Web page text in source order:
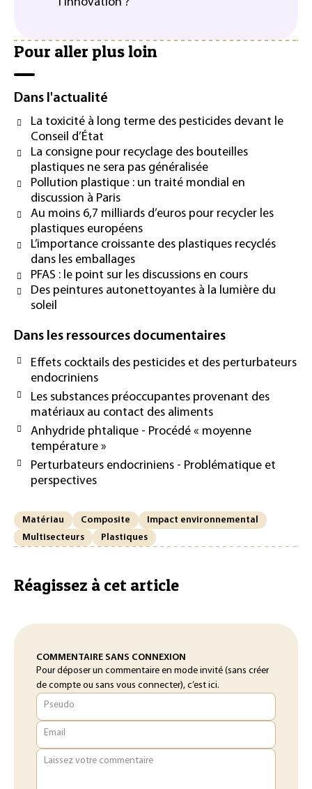
Pour aller plus loin
Dans l'actualité
La toxicité à long terme des pesticides devant le
Conseil d’État
La consigne pour recyclage des bouteilles
plastiques ne sera pas généralisée
Pollution plastique : un traité mondial en
discussion à Paris
Au moins 6,7 milliards d’euros pour recycler les
plastiques européens
L’importance croissante des plastiques recyclés
dans les emballages
PFAS : le point sur les discussions en cours
Des peintures autonettoyantes à la lumière du
soleil
Dans les ressources documentaires
Effets cocktails des pesticides et des perturbateurs
endocriniens
Les substances préoccupantes provenant des
matériaux au contact des aliments
Anhydride phtalique - Procédé « moyenne
température »
Perturbateurs endocriniens - Problématique et
perspectives
Matériau Composite
Impact environnemental
Multisecteurs
Plastiques
Réagissez à cet article
COMMENTAIRE SANS CONNEXION
Pour déposer un commentaire en mode invité (sans créer
de compte ou sans vous connecter), c’est ici.
Pseudo
Email
Laissez votre commentaire